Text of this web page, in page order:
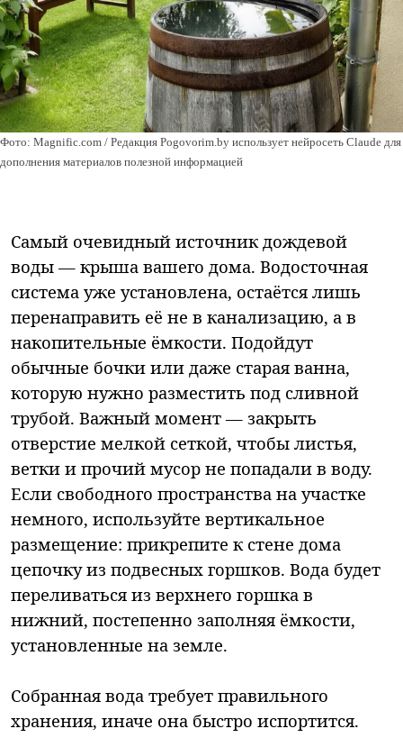
Фото: Magnific.com / Редакция Pogovorim.by использует нейросеть Claude для
дополнения материалов полезной информацией
Самый очевидный источник дождевой
воды — крыша вашего дома. Водосточная
система уже установлена, остаётся лишь
перенаправить её не в канализацию, а в
накопительные ёмкости. Подойдут
обычные бочки или даже старая ванна,
которую нужно разместить под сливной
трубой. Важный момент — закрыть
отверстие мелкой сеткой, чтобы листья,
ветки и прочий мусор не попадали в воду.
Если свободного пространства на участке
немного, используйте вертикальное
размещение: прикрепите к стене дома
цепочку из подвесных горшков. Вода будет
переливаться из верхнего горшка в
нижний, постепенно заполняя ёмкости,
установленные на земле.
Собранная вода требует правильного
хранения, иначе она быстро испортится.